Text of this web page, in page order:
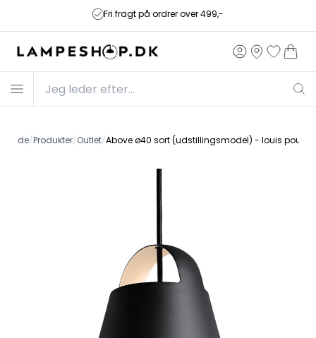
Fri fragt på ordrer over 499,-
/Produkter/Outlet/Above ø40 sort (udstillingsmodel) - louis